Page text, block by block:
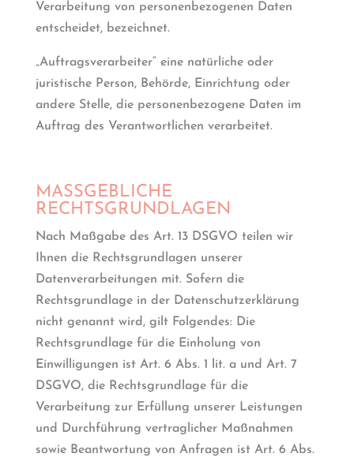
Verarbeitung von personenbezogenen Daten
entscheidet, bezeichnet.
„Auftragsverarbeiter“ eine natürliche oder
juristische Person, Behörde, Einrichtung oder
andere Stelle, die personenbezogene Daten im
Auftrag des Verantwortlichen verarbeitet.
MASSGEBLICHE R
ECHTSGRUNDLAGEN
Nach Maßgabe des Art. 13 DSGVO teilen wir
Ihnen die Rechtsgrundlagen unserer
Datenverarbeitungen mit. Sofern die
Rechtsgrundlage in der Datenschutzerklärung
nicht genannt wird, gilt Folgendes: Die
Rechtsgrundlage für die Einholung von
Einwilligungen ist Art. 6 Abs. 1 lit. a und Art. 7
DSGVO, die Rechtsgrundlage für die
Verarbeitung zur Erfüllung unserer Leistungen
und Durchführung vertraglicher Maßnahmen
sowie Beantwortung von Anfragen ist Art. 6 Abs.